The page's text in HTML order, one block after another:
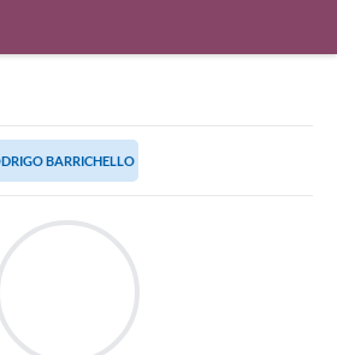
BARRICHELLO